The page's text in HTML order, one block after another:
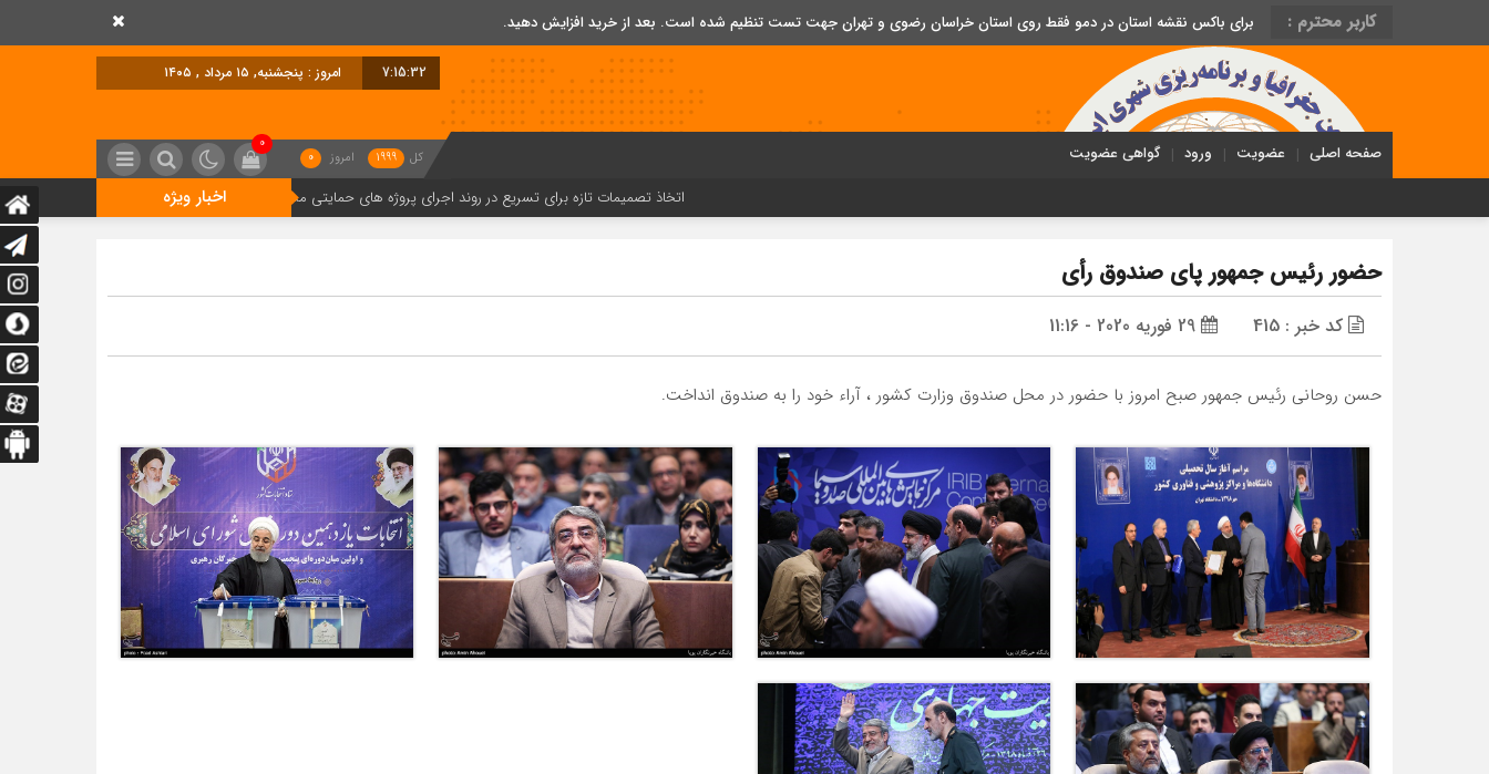
کاربر محترم : برای باکس نقشه استان در دمو فقط روی استان خراسان رضوی و تهران جهت تست تنظیم شده است. بعد از خرید افزایش دهید.
7:15:32 امروز : پنجشنبه, ۱۵ مرداد , ۱۴۰۵
صفحه اصلی عضویت ورود گواهی عضویت کل 1999 امروز 0
0
اخبار ویژه اتخاذ تصمیمات تازه برای تسریع در روند اجرای پروژه های حمایتی مسکن استان تهران پروژه «کوی ارم» زنجان به صورت
حضور رئیس جمهور پای صندوق رأی
کد خبر : 415
حسن روحانی رئیس جمهور صبح امروز با حضور در محل صندوق وزارت کشور ، آراء خود را به صندوق انداخت.